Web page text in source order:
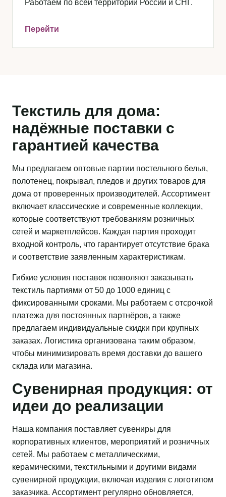
Работаем по всей территории России и СНГ.
Перейти
Текстиль для дома:
надёжные поставки с
гарантией качества
Мы предлагаем оптовые партии постельного белья,
полотенец, покрывал, пледов и других товаров для
дома от проверенных производителей. Ассортимент
включает классические и современные коллекции,
которые соответствуют требованиям розничных
сетей и маркетплейсов. Каждая партия проходит
входной контроль, что гарантирует отсутствие брака
и соответствие заявленным характеристикам.
Гибкие условия поставок позволяют заказывать
текстиль партиями от 50 до 1000 единиц с
фиксированными сроками. Мы работаем с отсрочкой
платежа для постоянных партнёров, а также
предлагаем индивидуальные скидки при крупных
заказах. Логистика организована таким образом,
чтобы минимизировать время доставки до вашего
склада или магазина.
Сувенирная продукция: от
идеи до реализации
Наша компания поставляет сувениры для
корпоративных клиентов, мероприятий и розничных
сетей. Мы работаем с металлическими,
керамическими, текстильными и другими видами
сувенирной продукции, включая изделия с логотипом
заказчика. Ассортимент регулярно обновляется,